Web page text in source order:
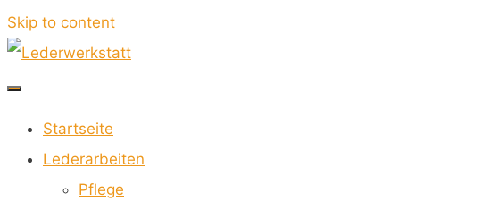
Skip to content
Lederwerkstatt
FÜR
MOTORRADKOMBIS
Startseite
Lederarbeiten
Pflege